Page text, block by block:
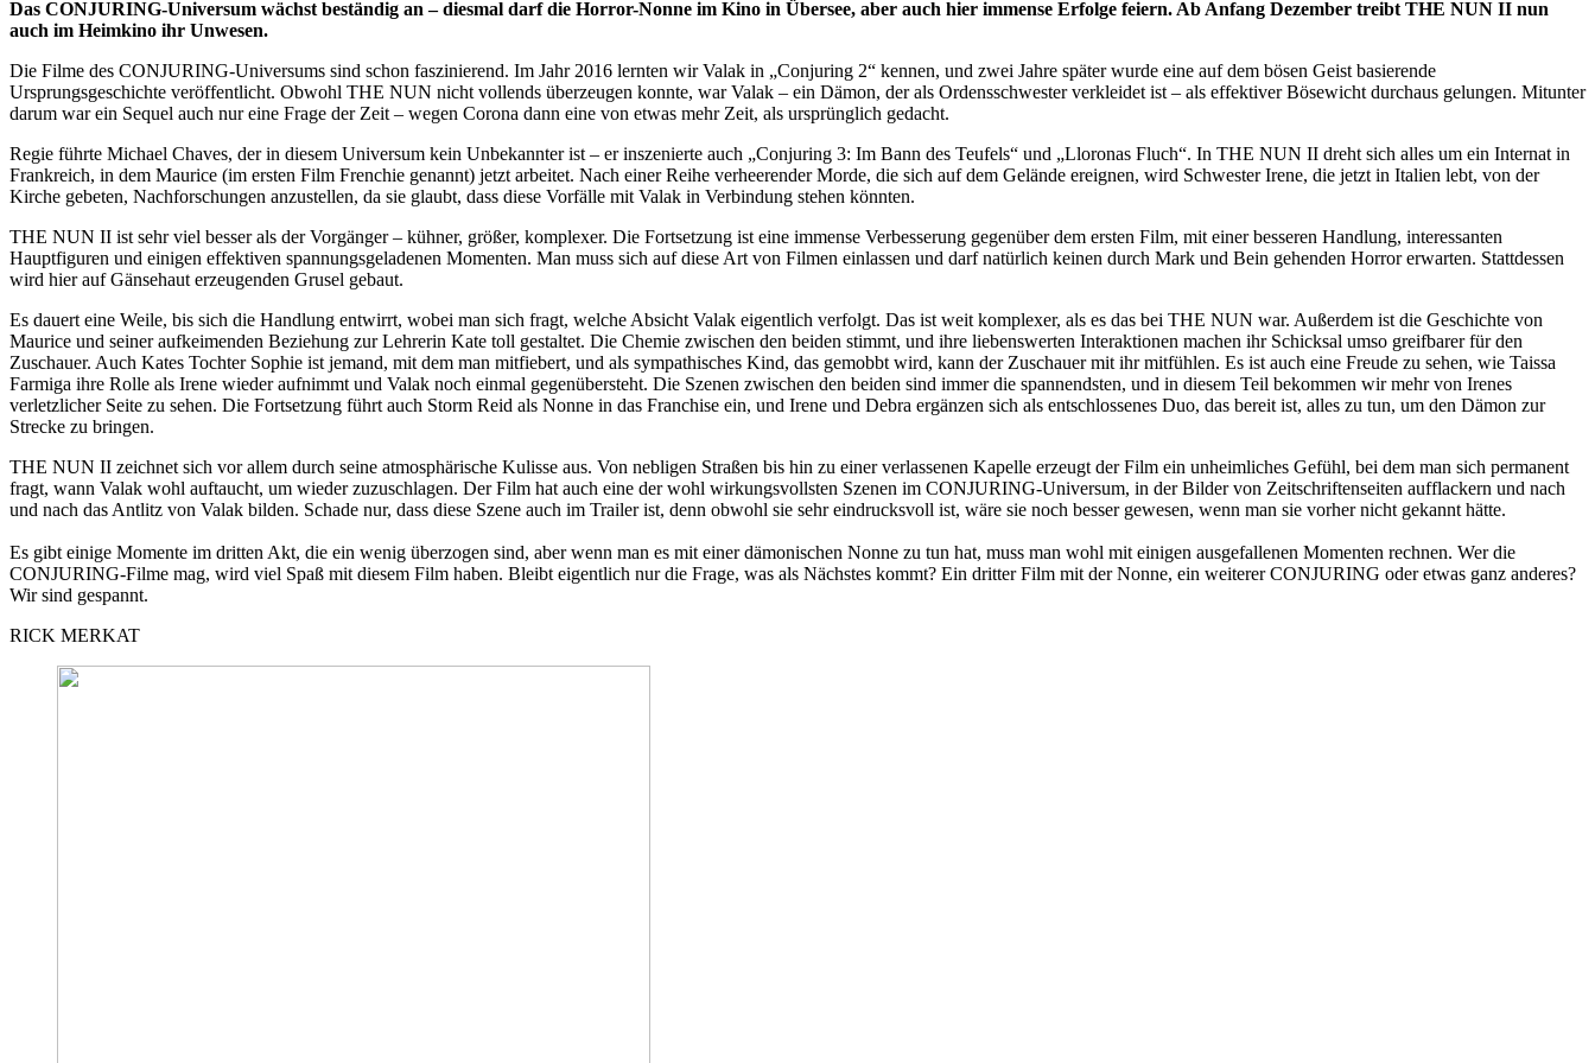
Das CONJURING-Universum wächst beständig an – diesmal darf die Horror-Nonne im Kino in Übersee, aber auch hier immense Erfolge feiern. Ab Anfang Dezember treibt THE NUN II nun
auch im Heimkino ihr Unwesen.
Die Filme des CONJURING-Universums sind schon faszinierend. Im Jahr 2016 lernten wir Valak in „Conjuring 2“ kennen, und zwei Jahre später wurde eine auf dem bösen Geist basierende
Ursprungsgeschichte veröffentlicht. Obwohl THE NUN nicht vollends überzeugen konnte, war Valak – ein Dämon, der als Ordensschwester verkleidet ist – als effektiver Bösewicht durchaus gelungen. Mitunter
darum war ein Sequel auch nur eine Frage der Zeit – wegen Corona dann eine von etwas mehr Zeit, als ursprünglich gedacht.
Regie führte Michael Chaves, der in diesem Universum kein Unbekannter ist – er inszenierte auch „Conjuring 3: Im Bann des Teufels“ und „Lloronas Fluch“. In THE NUN II dreht sich alles um ein Internat in
Frankreich, in dem Maurice (im ersten Film Frenchie genannt) jetzt arbeitet. Nach einer Reihe verheerender Morde, die sich auf dem Gelände ereignen, wird Schwester Irene, die jetzt in Italien lebt, von der
Kirche gebeten, Nachforschungen anzustellen, da sie glaubt, dass diese Vorfälle mit Valak in Verbindung stehen könnten.
THE NUN II ist sehr viel besser als der Vorgänger – kühner, größer, komplexer. Die Fortsetzung ist eine immense Verbesserung gegenüber dem ersten Film, mit einer besseren Handlung, interessanten
Hauptfiguren und einigen effektiven spannungsgeladenen Momenten. Man muss sich auf diese Art von Filmen einlassen und darf natürlich keinen durch Mark und Bein gehenden Horror erwarten. Stattdessen
wird hier auf Gänsehaut erzeugenden Grusel gebaut.
Es dauert eine Weile, bis sich die Handlung entwirrt, wobei man sich fragt, welche Absicht Valak eigentlich verfolgt. Das ist weit komplexer, als es das bei THE NUN war. Außerdem ist die Geschichte von
Maurice und seiner aufkeimenden Beziehung zur Lehrerin Kate toll gestaltet. Die Chemie zwischen den beiden stimmt, und ihre liebenswerten Interaktionen machen ihr Schicksal umso greifbarer für den
Zuschauer. Auch Kates Tochter Sophie ist jemand, mit dem man mitfiebert, und als sympathisches Kind, das gemobbt wird, kann der Zuschauer mit ihr mitfühlen. Es ist auch eine Freude zu sehen, wie Taissa
Farmiga ihre Rolle als Irene wieder aufnimmt und Valak noch einmal gegenübersteht. Die Szenen zwischen den beiden sind immer die spannendsten, und in diesem Teil bekommen wir mehr von Irenes
verletzlicher Seite zu sehen. Die Fortsetzung führt auch Storm Reid als Nonne in das Franchise ein, und Irene und Debra ergänzen sich als entschlossenes Duo, das bereit ist, alles zu tun, um den Dämon zur
Strecke zu bringen.
THE NUN II zeichnet sich vor allem durch seine atmosphärische Kulisse aus. Von nebligen Straßen bis hin zu einer verlassenen Kapelle erzeugt der Film ein unheimliches Gefühl, bei dem man sich permanent
fragt, wann Valak wohl auftaucht, um wieder zuzuschlagen. Der Film hat auch eine der wohl wirkungsvollsten Szenen im CONJURING-Universum, in der Bilder von Zeitschriftenseiten aufflackern und nach
und nach das Antlitz von Valak bilden. Schade nur, dass diese Szene auch im Trailer ist, denn obwohl sie sehr eindrucksvoll ist, wäre sie noch besser gewesen, wenn man sie vorher nicht gekannt hätte.
Es gibt einige Momente im dritten Akt, die ein wenig überzogen sind, aber wenn man es mit einer dämonischen Nonne zu tun hat, muss man wohl mit einigen ausgefallenen Momenten rechnen. Wer die
CONJURING-Filme mag, wird viel Spaß mit diesem Film haben. Bleibt eigentlich nur die Frage, was als Nächstes kommt? Ein dritter Film mit der Nonne, ein weiterer CONJURING oder etwas ganz anderes?
Wir sind gespannt.
RICK MERKAT